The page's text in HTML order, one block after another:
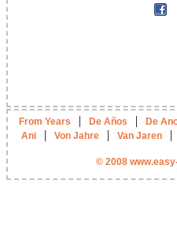
From Years | De Años | De
Ani
| Von Jahre | Van Jaren |
© 2008